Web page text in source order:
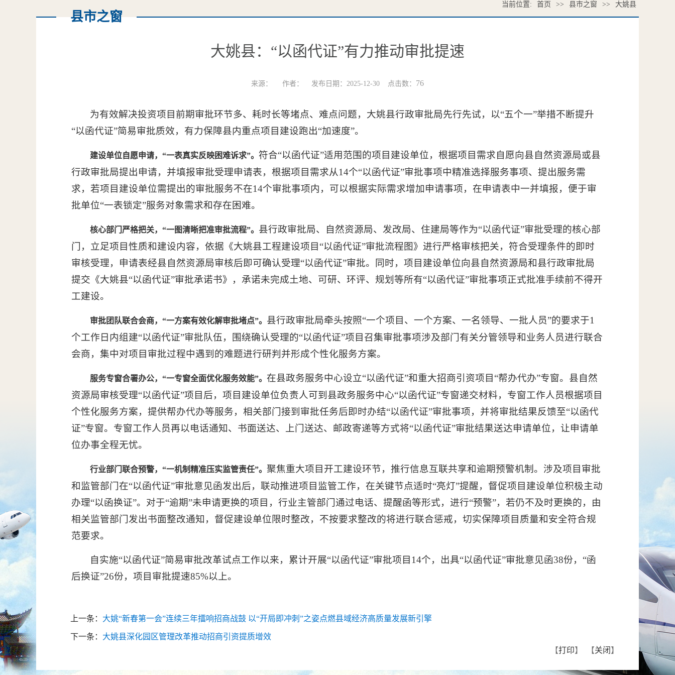
当前位置: 首页 >> 县市之窗 >> 大姚县
县市之窗
大姚县：“以函代证”有力推动审批提速
来源： 作者： 发布日期：2025-12-30 点击数： 76
为有效解决投资项目前期审批环节多、耗时长等堵点、难点问题，大姚县行政审批局先行先试，以“五个一”举措不断提升
“以函代证”简易审批质效，有力保障县内重点项目建设跑出“加速度”。
建设单位自愿申请，“一表真实反映困难诉求”。 符合“以函代证”适用范围的项目建设单位，根据项目需求自愿向县自然资源局或县
行政审批局提出申请，并填报审批受理申请表，根据项目需求从14个“以函代证”审批事项中精准选择服务事项、提出服务需
求，若项目建设单位需提出的审批服务不在14个审批事项内，可以根据实际需求增加申请事项，在申请表中一并填报，便于审
批单位“一表锁定”服务对象需求和存在困难。
核心部门严格把关，“一图清晰把准审批流程”。 县行政审批局、自然资源局、发改局、住建局等作为“以函代证”审批受理的核心部
门，立足项目性质和建设内容，依据《大姚县工程建设项目“以函代证”审批流程图》进行严格审核把关，符合受理条件的即时
审核受理，申请表经县自然资源局审核后即可确认受理“以函代证”审批。同时，项目建设单位向县自然资源局和县行政审批局
提交《大姚县“以函代证”审批承诺书》，承诺未完成土地、可研、环评、规划等所有“以函代证”审批事项正式批准手续前不得开
工建设。
审批团队联合会商，“一方案有效化解审批堵点”。 县行政审批局牵头按照“一个项目、一个方案、一名领导、一批人员”的要求于1
个工作日内组建“以函代证”审批队伍，围绕确认受理的“以函代证”项目召集审批事项涉及部门有关分管领导和业务人员进行联合
会商，集中对项目审批过程中遇到的难题进行研判并形成个性化服务方案。
服务专窗合署办公，“一专窗全面优化服务效能”。在县政务服务中心设立“以函代证”和重大招商引资项目“帮办代办”专窗。县自然
资源局审核受理“以函代证”项目后，项目建设单位负责人可到县政务服务中心“以函代证”专窗递交材料，专窗工作人员根据项目
个性化服务方案，提供帮办代办等服务，相关部门接到审批任务后即时办结“以函代证”审批事项，并将审批结果反馈至“以函代
证”专窗。专窗工作人员再以电话通知、书面送达、上门送达、邮政寄递等方式将“以函代证”审批结果送达申请单位，让申请单
位办事全程无忧。
行业部门联合预警，“一机制精准压实监管责任”。聚焦重大项目开工建设环节，推行信息互联共享和逾期预警机制。涉及项目审批
和监管部门在“以函代证”审批意见函发出后，联动推进项目监管工作，在关键节点适时“亮灯”提醒，督促项目建设单位积极主动
办理“以函换证”。对于“逾期”未申请更换的项目，行业主管部门通过电话、提醒函等形式，进行“预警”，若仍不及时更换的，由
相关监管部门发出书面整改通知，督促建设单位限时整改，不按要求整改的将进行联合惩戒，切实保障项目质量和安全符合规
范要求。
自实施“以函代证”简易审批改革试点工作以来，累计开展“以函代证”审批项目14个，出具“以函代证”审批意见函38份，“函
后换证”26份，项目审批提速85%以上。
上一条： 大姚“新春第一会”连续三年擂响招商战鼓 以“开局即冲刺”之姿点燃县域经济高质量发展新引擎
下一条： 大姚县深化园区管理改革推动招商引资提质增效
【打印】 【关闭 】